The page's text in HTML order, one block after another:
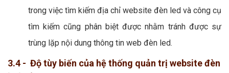
trong việc tìm kiếm địa chỉ website đèn led và công cụ
tìm kiếm cũng phân biệt được nhằm tránh được sự
trùng lặp nội dung thông tin web đèn led.
3.4 - Độ tùy biến của hệ thống quản trị website đèn